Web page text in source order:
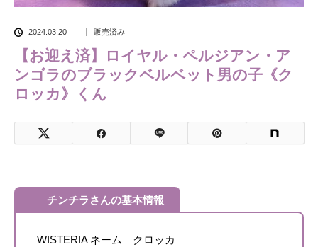
2024.03.20 販売済み
【お迎え済】ロイヤル・ペルジアン・ア
ンゴラのブラックベルベット男の子《ク
ロッカ》くん
チンチラさんの基本情報
WISTERIA ネーム
クロッカ